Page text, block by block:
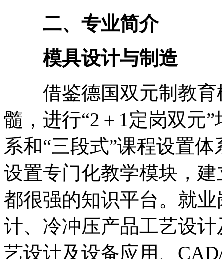
二、专业简介
模具设计与制造
借鉴德国双元制教育
髓，进行“2＋1定岗双元
系和“三段式”课程设置
设置专门化教学模块，
都很强的知识平台。就
计、冷冲压产品工艺设
艺设计及设备应用、